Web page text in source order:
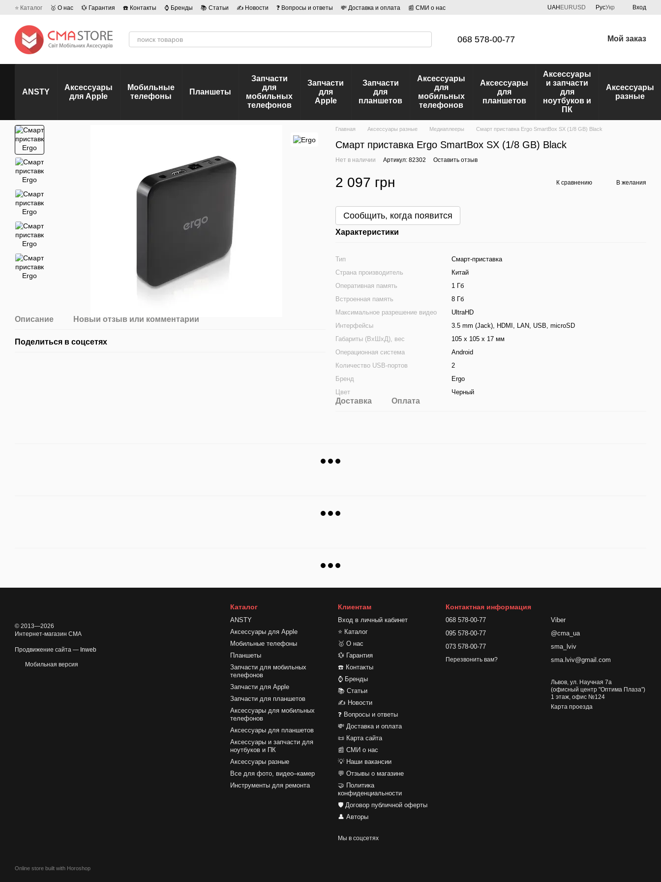
Перейти к основному контенту
⭐ Каталог 🥇 О нас 💱 Гарантия ☎️ Контакты ⌚ Бренды 📚 Статьи ✍ Новости ❓ Вопросы и ответы 💸 Доставка и оплата
📰 СМИ о нас
UAH EURUSD РусУкр Вход
068 578-00-77 Мой заказ
ANSTY
Аксессуары
для Apple
Мобильные
телефоны
Планшеты
Запчасти
для
мобильных
телефонов
Запчасти
для
Apple
Запчасти
для
планшетов
Аксессуары
для
мобильных
телефонов
Аксессуары
для
планшетов
Аксессуары
и запчасти
для
ноутбуков и
ПК
Аксессуары
разные
Описание Новый отзыв или комментарий
Поделиться в соцсетях
Главная Аксессуары разные Медиаплееры Смарт приставка Ergo SmartBox SX (1/8 GB) Black
Смарт приставка Ergo SmartBox SX (1/8 GB) Black
Нет в наличии Артикул: 82302 Оставить отзыв
2 097 грн К сравнению В желания
Сообщить, когда появится
Характеристики
Тип
Смарт-приставка
Страна производитель
Китай
Оперативная память
1 Гб
Встроенная память
8 Гб
Максимальное разрешение видео
UltraHD
Интерфейсы
3.5 mm (Jack), HDMI, LAN, USB, microSD
Габариты (ВхШхД), вес
105 x 105 x 17 мм
Операционная система
Android
Количество USB-портов
2
Бренд
Ergo
Цвет
Черный
Доставка Оплата
© 2013—2026
Интернет-магазин CMA
Продвижение сайта — Inweb
Мобильная версия
Online store built with Horoshop
Каталог
ANSTY
Аксессуары для Apple
Мобильные телефоны
Планшеты
Запчасти для мобильных
телефонов
Запчасти для Apple
Запчасти для планшетов
Аксессуары для мобильных
телефонов
Аксессуары для планшетов
Аксессуары и запчасти для
ноутбуков и ПК
Аксессуары разные
Все для фото, видео–камер
Инструменты для ремонта
Клиентам
Вход в личный кабинет
⭐ Каталог
🥇 О нас
💱 Гарантия
☎️ Контакты
⌚ Бренды
📚 Статьи
✍ Новости
❓ Вопросы и ответы
💸 Доставка и оплата
📜 Карта сайта
📰 СМИ о нас
💡 Наши вакансии
💬 Отзывы о магазине
🤝 Политика
конфиденциальности
🛡️ Договор публичной оферты
👤 Авторы
Мы в соцсетях
Контактная информация
068 578-00-77
095 578-00-77
073 578-00-77
Перезвонить вам?
Viber
@cma_ua
sma_lviv
sma.lviv@gmail.com
Львов, ул. Научная 7а
(офисный центр "Оптима Плаза")
1 этаж, офис №124
Карта проезда